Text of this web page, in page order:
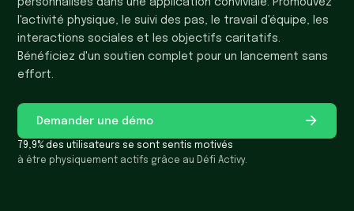
personnalisés dans une application conviviale. Promouvez
l'activité physique, le suivi des pas, le travail d'équipe, les
interactions sociales et les objectifs caritatifs.
Bénéficiez d'un soutien complet pour un lancement sans
effort.
Demander une démo
79,9% des utilisateurs se sont sentis motivés
à être physiquement actifs grâce au Défi Activy.